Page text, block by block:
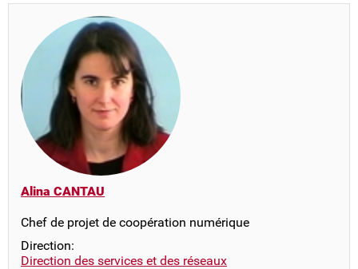
Alina CANTAU
Chef de projet de coopération numérique
Direction:
Direction des services et des réseaux